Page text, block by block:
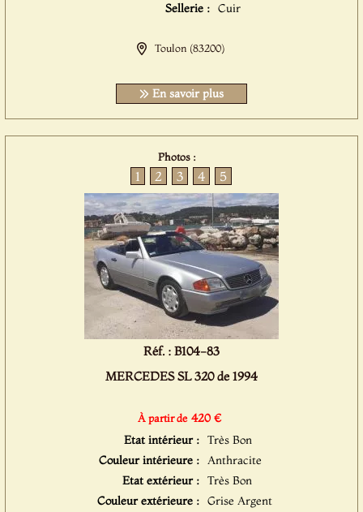
Sellerie : Cuir
Toulon (83200)
En savoir plus
Photos :
1 2 3 4 5
Réf. : B104-83
MERCEDES SL 320 de 1994
À partir de 420 €
Etat intérieur : Très Bon
Couleur intérieure : Anthracite
Etat extérieur : Très Bon
Couleur extérieure : Grise Argent